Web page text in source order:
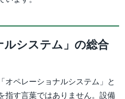
ルシステム」の総合
オペレーショナルシステム」と
指す言葉ではありません。設備